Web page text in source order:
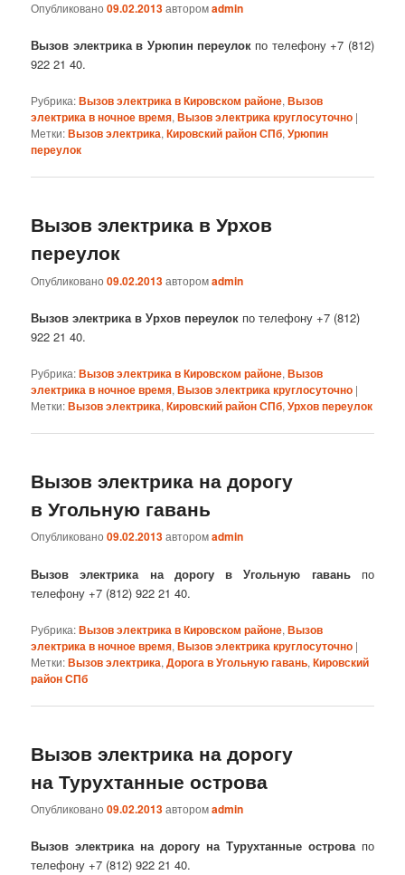
Опубликовано09.02.2013авторомadmin
Вызов электрика в Урюпин переулок по телефону +7 (812)
922 21 40.
Рубрика:Вызов электрика в Кировском районе,Вызов
электрика в ночное время,Вызов электрика круглосуточно |
Метки:Вызов электрика,Кировский район СПб,Урюпин
переулок
Вызов электрика в Урхов
переулок
Опубликовано09.02.2013авторомadmin
Вызов электрика в Урхов переулок по телефону +7 (812)
922 21 40.
Рубрика:Вызов электрика в Кировском районе,Вызов
электрика в ночное время,Вызов электрика круглосуточно |
Метки:Вызов электрика,Кировский район СПб,Урхов переулок
Вызов электрика на дорогу
в Угольную гавань
Опубликовано09.02.2013авторомadmin
Вызов электрика на дорогу в Угольную гаваньпо
телефону +7 (812) 922 21 40.
Рубрика:Вызов электрика в Кировском районе,Вызов
электрика в ночное время,Вызов электрика круглосуточно |
Метки:Вызов электрика,Дорога в Угольную гавань,Кировский
район СПб
Вызов электрика на дорогу
на Турухтанные острова
Опубликовано09.02.2013авторомadmin
Вызов электрика на дорогу на Турухтанные острова по
телефону +7 (812) 922 21 40.